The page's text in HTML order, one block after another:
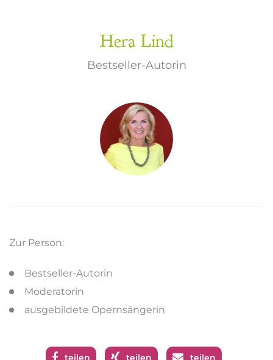
Hera Lind
Bestseller-Autorin
Zur Person:
Bestseller-Autorin
Moderatorin
ausgebildete Opernsängerin
teilen teilen teilen